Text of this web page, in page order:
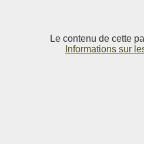
Le contenu de cette
Informations sur